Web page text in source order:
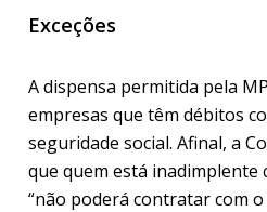
Exceções
A dispensa permitida pela
empresas que têm débitos
seguridade social. Afinal, a
que quem está inadimplente
“não poderá contratar com